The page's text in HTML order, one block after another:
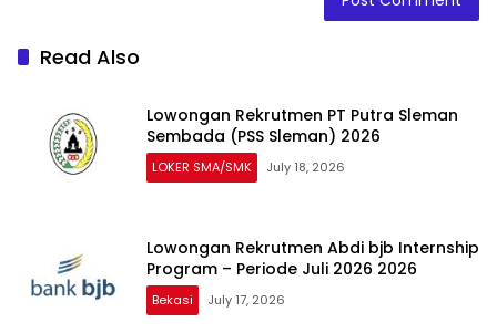
Read Also
Lowongan Rekrutmen PT Putra Sleman
Sembada (PSS Sleman) 2026
LOKER SMA/SMK July 18, 2026
Lowongan Rekrutmen Abdi bjb Internship
Program – Periode Juli 2026 2026
Bekasi July 17, 2026